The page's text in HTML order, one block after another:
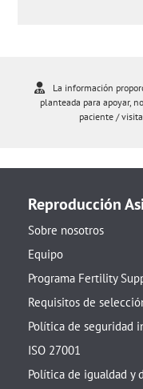
La información
planteada para apoyar,
paciente /
Reproducción
Sobre nosotros
Equipo
Programa Fertility
Requisitos de
Política de seguridad
ISO 27001
Política de igualdad y